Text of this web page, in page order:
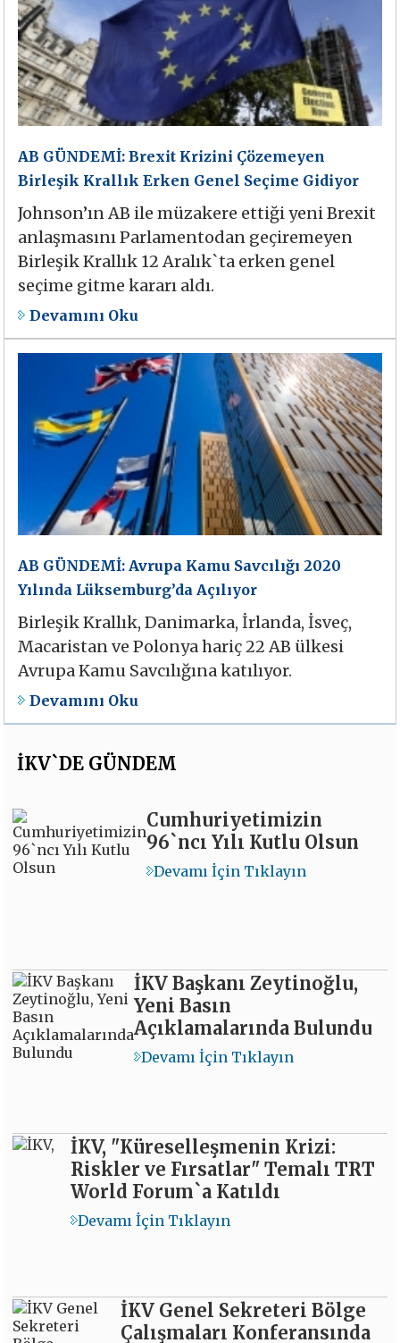
AB GÜNDEMİ: Brexit Krizini Çözemeyen
Birleşik Krallık Erken Genel Seçime Gidiyor
Johnson’ın AB ile müzakere ettiği yeni Brexit
anlaşmasını Parlamentodan geçiremeyen
Birleşik Krallık 12 Aralık`ta erken genel
seçime gitme kararı aldı.
Devamını Oku
AB GÜNDEMİ: Avrupa Kamu Savcılığı 2020
Yılında Lüksemburg’da Açılıyor
Birleşik Krallık, Danimarka, İrlanda, İsveç,
Macaristan ve Polonya hariç 22 AB ülkesi
Avrupa Kamu Savcılığına katılıyor.
Devamını Oku
İKV`DE GÜNDEM
Cumhuriyetimizin
96`ncı Yılı Kutlu Olsun
Devamı İçin Tıklayın
İKV Başkanı Zeytinoğlu,
Yeni Basın
Açıklamalarında Bulundu
Devamı İçin Tıklayın
İKV, "Küreselleşmenin Krizi:
Riskler ve Fırsatlar" Temalı TRT
World Forum`a Katıldı
Devamı İçin Tıklayın
İKV Genel Sekreteri Bölge
Çalışmaları Konferansında